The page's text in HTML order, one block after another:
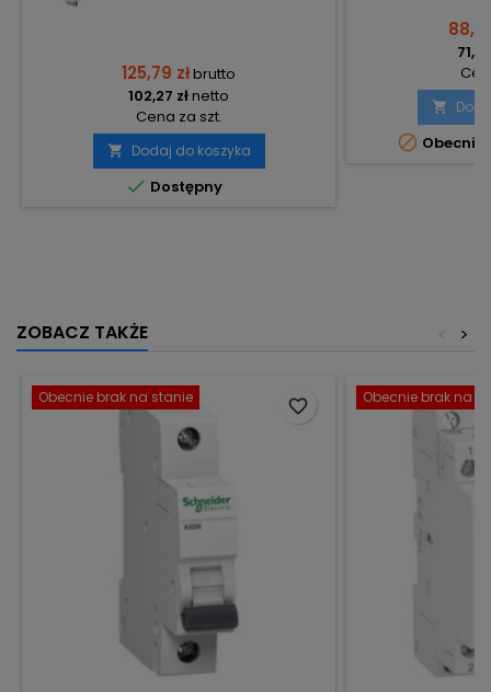
125,79 złbrutto
102,27 złnetto
Cena za szt.
 Dodaj do koszyka
 Dostępny


ZOBACZ TAKŻE >
<
Obecnie brak na stanie favorite_border Obecnie brak na